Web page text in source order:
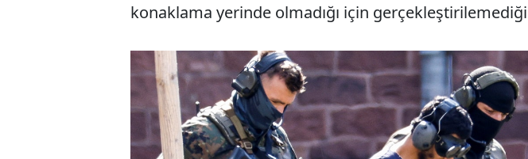
konaklama yerinde olmadığı için